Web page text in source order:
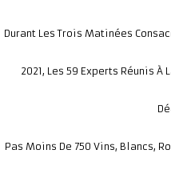
Durant Les Trois Matinées
2021, Les 59 Experts Réunis
Pas Moins De 750 Vins, Blancs,